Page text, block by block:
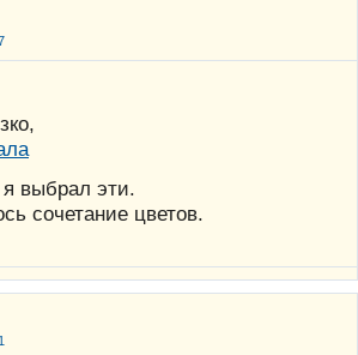
я выбрал эти.
сочетание цветов.